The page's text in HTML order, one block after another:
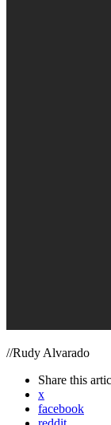
//Rudy Alvarado
Share this
x
facebook